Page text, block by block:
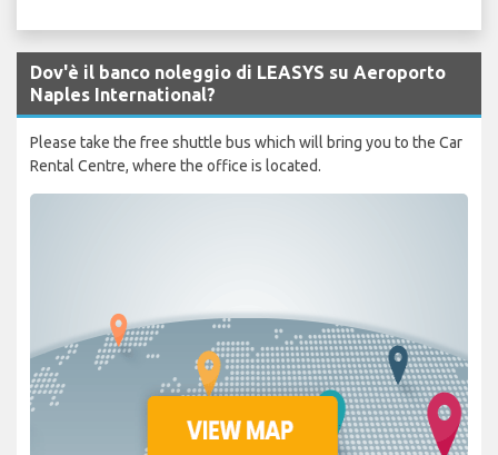
Dov'è il banco noleggio di LEASYS su Aeroporto
Naples International?
Please take the free shuttle bus which will bring you to the Car
Rental Centre, where the office is located.